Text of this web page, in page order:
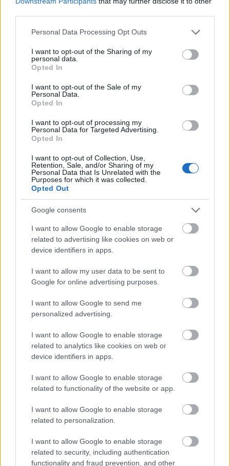
Please note that this website/app uses one or more Google
not limited to your visit or usage behaviour. You may click to
grant or deny consent to Google and its third-party tags to
use your data for below specified purposes in below Google
consent section.
Personal Data Processing Opt Outs
I want to opt-out of the Sharing of my
personal data.
Opted In
I want to opt-out of the Sale of my
Personal Data.
Opted In
I want to opt-out of processing my
Personal Data for Targeted Advertising.
Opted In
I want to opt-out of Collection, Use,
Retention, Sale, and/or Sharing of my
Personal Data that Is Unrelated with the
Purposes for which it was collected.
Opted Out
Google consents
I want to allow Google to enable storage
related to advertising like cookies on web or
device identifiers in apps.
I want to allow my user data to be sent to
Google for online advertising purposes.
I want to allow Google to send me
personalized advertising.
I want to allow Google to enable storage
related to analytics like cookies on web or
device identifiers in apps.
I want to allow Google to enable storage
related to functionality of the website or app.
I want to allow Google to enable storage
related to personalization.
I want to allow Google to enable storage
related to security, including authentication
functionality and fraud prevention, and other
csomópont épül Angyalföldön
Másfélszeresére bővítik
Hódmezővásárhely jó hírű református
HÍRLEVÉL
E-mail cím
szabályzatot!
LEGFRISSEBB
Országos hírek
Amire többmillióan vártunk: szombattól
másodfokúra csökken a riasztás
Aktuális